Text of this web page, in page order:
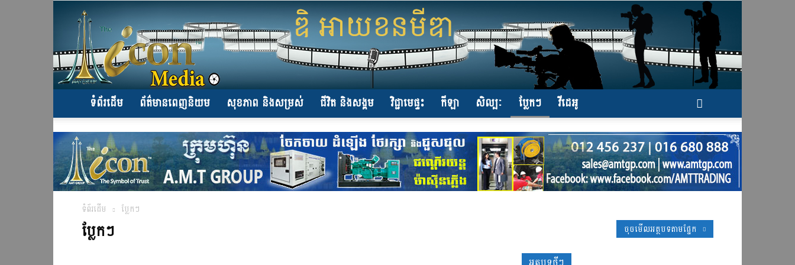
ទំព័រដើម ព័ត៌មានពេញនិយម សុខភាព និងសម្រស់ ជីវិត និងសង្គម វិជ្ជាមេផ្ទះ កីឡា សិល្បៈ ប្លែកៗ វីដេអូ
ទំព័រដើម ប្លែកៗ
ប្លែកៗ ចុចមើលអត្ថបទតាមផ្នែក